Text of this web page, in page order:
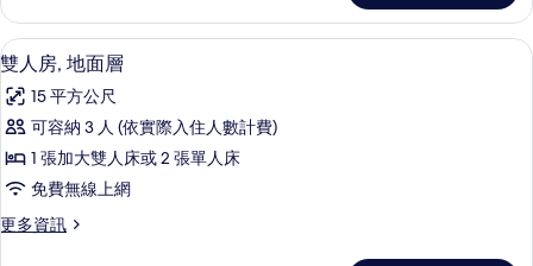
房
的
詳
顯
示
雙
人
房,
地
面
雙人房, 地面層 | 低過敏寢具、羽絨被
4
雙人房, 地面層
15 平方公尺
可容納 3 人 (依實際入住人數計費)
1 張加大雙人床或 2 張單人床
免費無線上網
更多資訊
更